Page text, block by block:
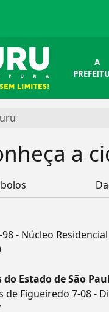
A
a
- Núcleo
Estado de São
de Figueiredo 7-08 -